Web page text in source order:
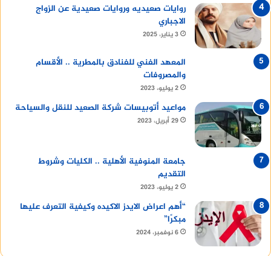
روايات صعيديه وروايات صعيدية عن الزواج
الاجباري
3 يناير، 2025
المعهد الفني للفنادق بالمطرية .. الأقسام
والمصروفات
2 يوليو، 2023
مواعيد أتوبيسات شركة الصعيد للنقل والسياحة
29 أبريل، 2023
جامعة المنوفية الأهلية .. الكليات وشروط
التقديم
2 يوليو، 2023
“أهم اعراض الايدز الاكيده وكيفية التعرف عليها
مبكرًا”
6 نوفمبر، 2024